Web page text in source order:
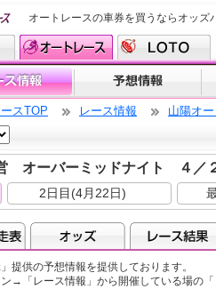
オートレースの車券を買うならオッズ
スTOP レース情報 山陽オ
営 オーバーミッドナイト ４
2日目(4月22日)
提供の予想情報を提供しております。
→「レース情報」から開催している場の